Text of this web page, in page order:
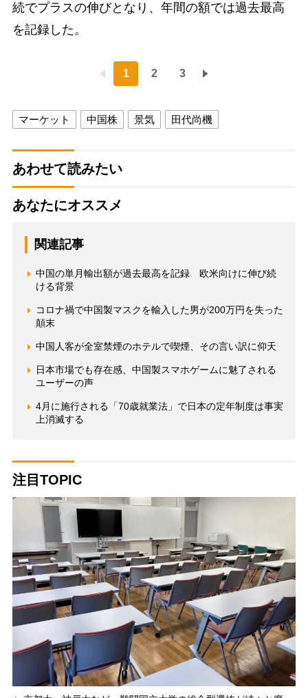
続でプラスの伸びとなり、年間の額では過去最高
を記録した。
1 2 3
マーケット 中国株 景気 田代尚機
あわせて読みたい
あなたにオススメ
関連記事
中国の単月輸出額が過去最高を記録 欧米向けに伸び続
ける背景
コロナ禍で中国製マスクを輸入した男が200万円を失った
顛末
中国人客が全室禁煙のホテルで喫煙、その言い訳に仰天
日本市場でも存在感、中国製スマホゲームに魅了される
ユーザーの声
4月に施行される「70歳就業法」で日本の定年制度は事実
上消滅する
注目TOPIC